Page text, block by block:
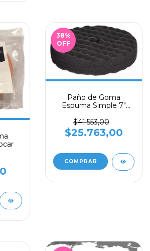
38%
OFF
Paño de Goma
Espuma Simple 7"
$41.553,00
$25.763,00